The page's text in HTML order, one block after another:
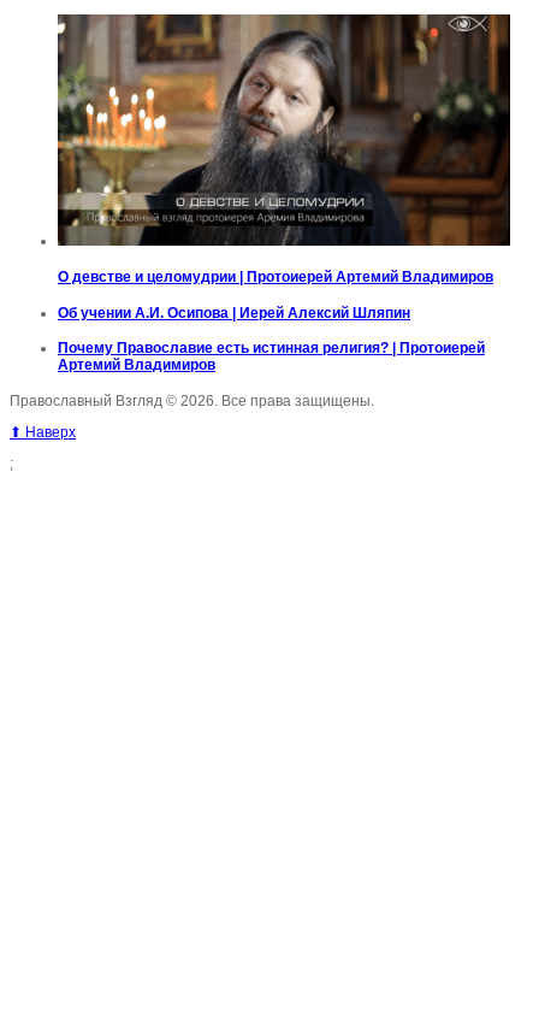
О девстве и целомудрии | Протоиерей Артемий Владимиров
Об учении А.И. Осипова | Иерей Алексий Шляпин
Почему Православие есть истинная религия? | Протоиерей
Артемий Владимиров
Православный Взгляд © 2026. Все права защищены.
⬆ Наверх
;